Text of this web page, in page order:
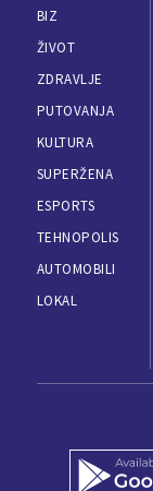
BIZ
ŽIVOT
ZDRAVLJE
PUTOVANJA
KULTURA
SUPERŽENA
ESPORTS
TEHNOPOLIS
AUTOMOBILI
LOKAL